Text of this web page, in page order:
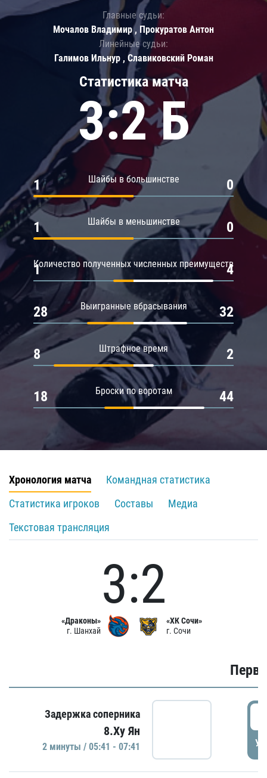
Статистика матча
3:2 Б
Шайбы в большинстве
1 0
Шайбы в меньшинстве
1 0
Количество полученных численных преимуществ
1 4
Выигранные вбрасывания
28 32
Штрафное время
8 2
Броски по воротам
18 44
Главные судьи:
Мочалов Владимир , Прокуратов Антон
Линейные судьи:
Галимов Ильнур , Славиковский Роман
Хронология матча
Командная статистика
Статистика игроков
Составы
Медиа
Текстовая трансляция
«Драконы»
г. Шанхай
3:2
«ХК Сочи»
г. Сочи
Задержка соперника
8.Ху Ян
2 минуты / 05:41 - 07:41